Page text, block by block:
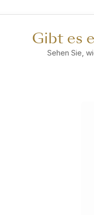
Gibt es
Sehen Sie,